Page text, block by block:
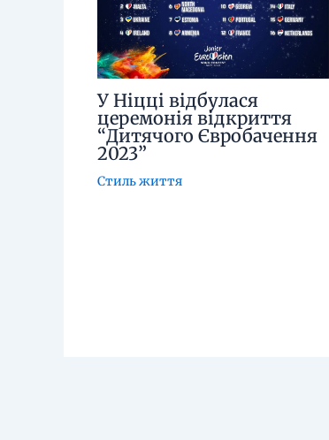
У Ніцці відбулася
церемонія відкриття
“Дитячого Євробачення
2023”
Стиль життя